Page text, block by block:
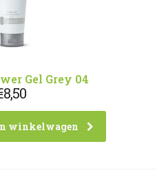
Gel Grey 04
8,50
winkelwagen